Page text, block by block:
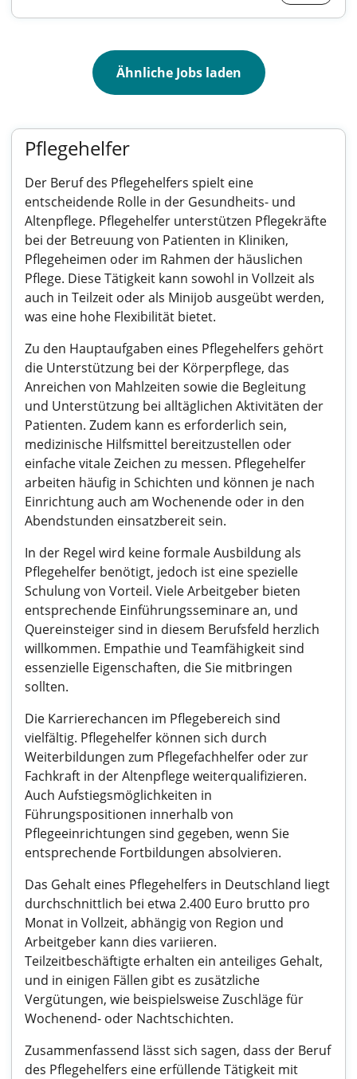
Ähnliche Jobs laden
Pflegehelfer
Der Beruf des Pflegehelfers spielt eine
entscheidende Rolle in der Gesundheits- und
Altenpflege. Pflegehelfer unterstützen Pflegekräfte
bei der Betreuung von Patienten in Kliniken,
Pflegeheimen oder im Rahmen der häuslichen
Pflege. Diese Tätigkeit kann sowohl in Vollzeit als
auch in Teilzeit oder als Minijob ausgeübt werden,
was eine hohe Flexibilität bietet.
Zu den Hauptaufgaben eines Pflegehelfers gehört
die Unterstützung bei der Körperpflege, das
Anreichen von Mahlzeiten sowie die Begleitung
und Unterstützung bei alltäglichen Aktivitäten der
Patienten. Zudem kann es erforderlich sein,
medizinische Hilfsmittel bereitzustellen oder
einfache vitale Zeichen zu messen. Pflegehelfer
arbeiten häufig in Schichten und können je nach
Einrichtung auch am Wochenende oder in den
Abendstunden einsatzbereit sein.
In der Regel wird keine formale Ausbildung als
Pflegehelfer benötigt, jedoch ist eine spezielle
Schulung von Vorteil. Viele Arbeitgeber bieten
entsprechende Einführungsseminare an, und
Quereinsteiger sind in diesem Berufsfeld herzlich
willkommen. Empathie und Teamfähigkeit sind
essenzielle Eigenschaften, die Sie mitbringen
sollten.
Die Karrierechancen im Pflegebereich sind
vielfältig. Pflegehelfer können sich durch
Weiterbildungen zum Pflegefachhelfer oder zur
Fachkraft in der Altenpflege weiterqualifizieren.
Auch Aufstiegsmöglichkeiten in
Führungspositionen innerhalb von
Pflegeeinrichtungen sind gegeben, wenn Sie
entsprechende Fortbildungen absolvieren.
Das Gehalt eines Pflegehelfers in Deutschland liegt
durchschnittlich bei etwa 2.400 Euro brutto pro
Monat in Vollzeit, abhängig von Region und
Arbeitgeber kann dies variieren.
Teilzeitbeschäftigte erhalten ein anteiliges Gehalt,
und in einigen Fällen gibt es zusätzliche
Vergütungen, wie beispielsweise Zuschläge für
Wochenend- oder Nachtschichten.
Zusammenfassend lässt sich sagen, dass der Beruf
des Pflegehelfers eine erfüllende Tätigkeit mit